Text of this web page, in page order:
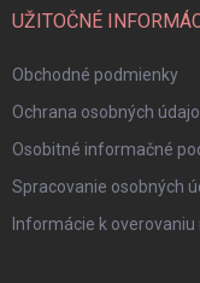
UŽITOČNÉ
Obchodné podmienky
Ochrana osobných
Osobitné informačné
Spracovanie osobných
Informácie k